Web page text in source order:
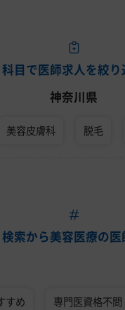
科目で医師求人を絞り
神奈川県
美容皮膚科 脱毛
索から美容医療の
すめ 専門医資格不問